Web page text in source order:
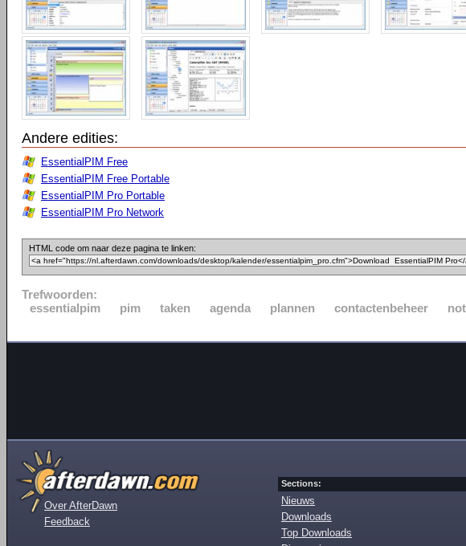
Andere edities:
EssentialPIM Free
EssentialPIM Free Portable
EssentialPIM Pro Portable
EssentialPIM Pro Network
HTML code om naar deze pagina te linken:
Trefwoorden:
essentialpim
pim taken agenda plannen contactenbeheer
Over AfterDawn
Feedback
Sections:
Nieuws
Downloads
Top Downloads